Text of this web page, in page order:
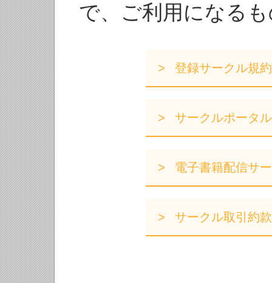
で、ご利用になる
登録サークル規約
サークルポータ
電子書籍配信サ
サークル取引約款